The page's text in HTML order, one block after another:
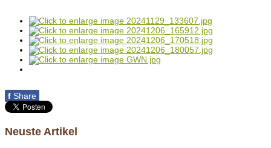
f Share
Neuste Artikel